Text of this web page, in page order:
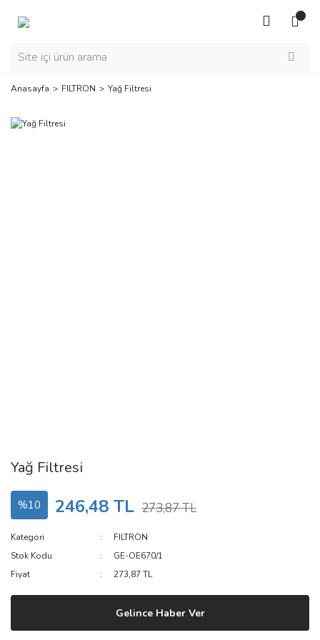
Anasayfa FILTRON Yağ Filtresi
Yağ Filtresi
%10 246,48 TL 273,87 TL
Kategori
FILTRON
Stok Kodu
GE-OE670/1
Fiyat
273,87 TL
Gelince Haber Ver